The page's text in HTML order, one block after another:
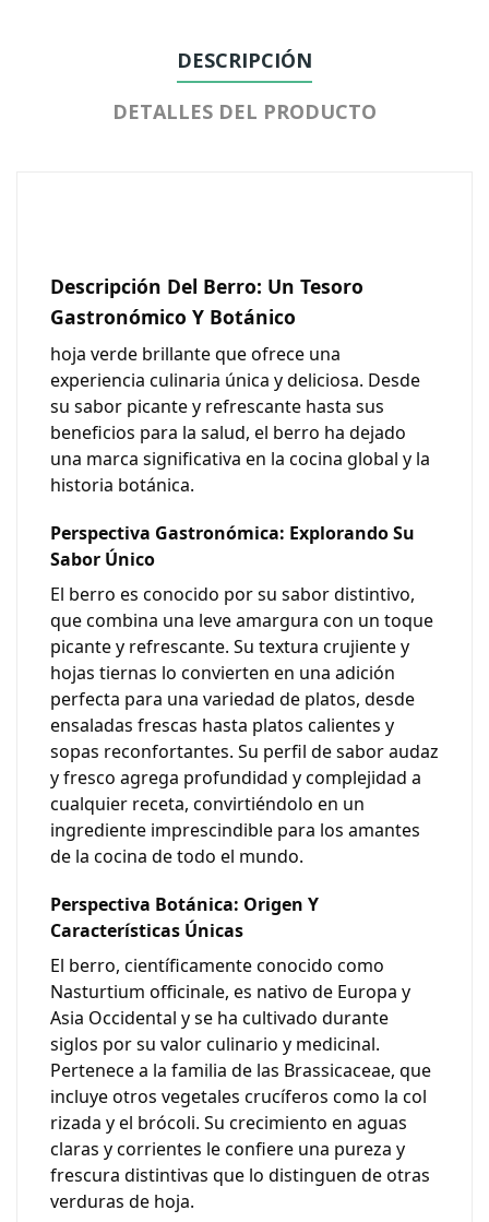
DESCRIPCIÓN
DETALLES DEL PRODUCTO
Descripción Del Berro: Un Tesoro
Gastronómico Y Botánico
hoja verde brillante que ofrece una
experiencia culinaria única y deliciosa. Desde
su sabor picante y refrescante hasta sus
beneficios para la salud, el berro ha dejado
una marca significativa en la cocina global y la
historia botánica.
Perspectiva Gastronómica: Explorando Su
Sabor Único
El berro es conocido por su sabor distintivo,
que combina una leve amargura con un toque
picante y refrescante. Su textura crujiente y
hojas tiernas lo convierten en una adición
perfecta para una variedad de platos, desde
ensaladas frescas hasta platos calientes y
sopas reconfortantes. Su perfil de sabor audaz
y fresco agrega profundidad y complejidad a
cualquier receta, convirtiéndolo en un
ingrediente imprescindible para los amantes
de la cocina de todo el mundo.
Perspectiva Botánica: Origen Y
Características Únicas
El berro, científicamente conocido como
Nasturtium officinale, es nativo de Europa y
Asia Occidental y se ha cultivado durante
siglos por su valor culinario y medicinal.
Pertenece a la familia de las Brassicaceae, que
incluye otros vegetales crucíferos como la col
rizada y el brócoli. Su crecimiento en aguas
claras y corrientes le confiere una pureza y
frescura distintivas que lo distinguen de otras
verduras de hoja.